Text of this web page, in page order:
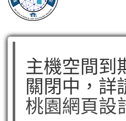
主機空間到
關閉中，詳
桃園網頁設